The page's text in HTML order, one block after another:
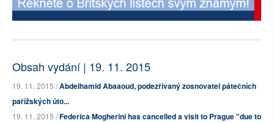
Obsah vydání | 19. 11. 2015
19. 11. 2015 /Abdelhamid Abaaoud, podezřívaný zosnovatel pátečních
pařížských úto...
19. 11. 2015 /Federica Mogherini has cancelled a visit to Prague "due to